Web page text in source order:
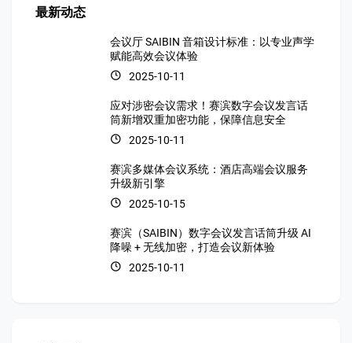
最新动态
会议厅 SAIBIN 音箱设计标准：以专业声学
赋能高效会议体验
2025-10-11
应对涉密会议需求！赛滨数字会议发言话
筒新增双重加密功能，保障信息安全
2025-10-11
赛滨多媒体会议系统：酒店高端会议服务
升级新引擎
2025-10-15
赛滨（SAIBIN）数字会议发言话筒升级 AI
降噪 + 无线加密，打造会议新体验
2025-10-11